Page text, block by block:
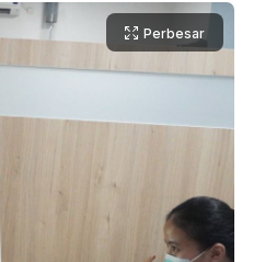
Perbesar